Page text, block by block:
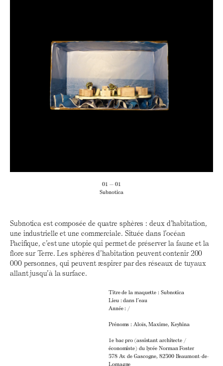
01 — 01
Subnotica
Subnotica est composée de quatre sphères : deux d’habitation,
une industrielle et une commerciale. Située dans l’océan
Pacifique, c’est une utopie qui permet de préserver la faune et la
flore sur Terre. Les sphères d’habitation peuvent contenir 200
000 personnes, qui peuvent respirer par des réseaux de tuyaux
allant jusqu’à la surface.
Titre de la maquette : Subnotica
Lieu : dans l’eau
Année : /
Prénoms : Aloïs, Maxime, Keyhina
1e bac pro (assistant architecte /
économiste) du lycée Norman Foster
578 Av. de Gascogne, 82500 Beaumont-de-
Lomagne